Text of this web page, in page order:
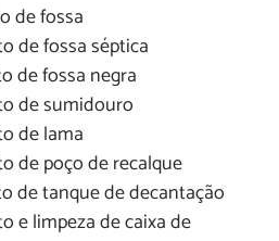
de fossa
de fossa séptica
de fossa negra
de sumidouro
de lama
de poço de recalque
de tanque de decantação
e limpeza de caixa de